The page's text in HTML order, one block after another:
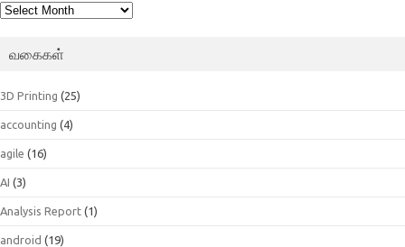
பெட்டகம்
வகைகள்
3D Printing (25)
accounting (4)
agile (16)
AI (3)
Analysis Report (1)
android (19)